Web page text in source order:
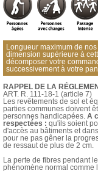
Longueur maximum de
dimension supérieure à
décomposer votre
successivement à votre
RAPPEL DE LA
ART. R. 111-18-1 (article 7)
Les revêtements de sol et
parties communes doivent
personnes handicapées. A
respectées : qu'ils soient
d'accès au bâtiments et
pour ne pas gêner la
de ressaut de plus de 2 cm.
La perte de fibres pendant
phénomène normal comme